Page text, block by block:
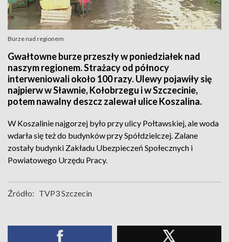
Burze nad regionem
Gwałtowne burze przeszły w poniedziałek nad
naszym regionem. Strażacy od północy
interweniowali około 100 razy. Ulewy pojawiły się
najpierw w Sławnie, Kołobrzegu i w Szczecinie,
potem nawalny deszcz zalewał ulice Koszalina.
W Koszalinie najgorzej było przy ulicy Połtawskiej, ale woda
wdarła się też do budynków przy Spółdzielczej. Zalane
zostały budynki Zakładu Ubezpieczeń Społecznych i
Powiatowego Urzędu Pracy.
Źródło: TVP3 Szczecin